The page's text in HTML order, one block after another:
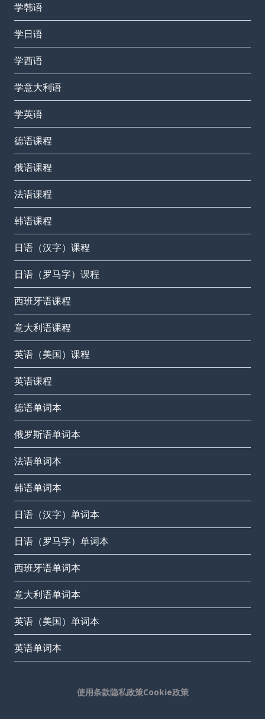
学韩语
学日语
学西语
学意大利语
学英语
德语课程
俄语课程
法语课程
韩语课程
日语（汉字）课程
日语（罗马字）课程
西班牙语课程
意大利语课程
英语（美国）课程
英语课程
德语单词本
俄罗斯语单词本
法语单词本
韩语单词本
日语（汉字）单词本
日语（罗马字）单词本
西班牙语单词本
意大利语单词本
英语（美国）单词本
英语单词本
使用条款隐私政策Cookie政策